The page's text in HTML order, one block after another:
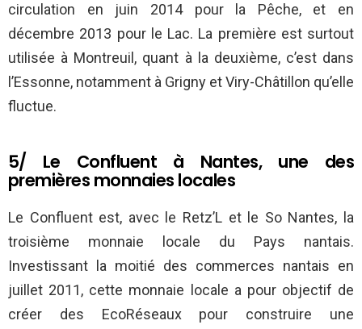
circulation en juin 2014 pour la Pêche, et en
décembre 2013 pour le Lac. La première est surtout
utilisée à Montreuil, quant à la deuxième, c’est dans
l’Essonne, notamment à Grigny et Viry-Châtillon qu’elle
fluctue.
5/ Le Confluent à Nantes, une des
premières monnaies locales
Le Confluent est, avec le Retz’L et le So Nantes, la
troisième monnaie locale du Pays nantais.
Investissant la moitié des commerces nantais en
juillet 2011, cette monnaie locale a pour objectif de
créer des EcoRéseaux pour construire une